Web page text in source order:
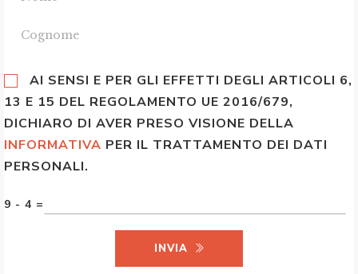
AI SENSI E PER GLI EFFETTI DEGLI ARTICOLI 6,
13 E 15 DEL REGOLAMENTO UE 2016/679,
DICHIARO DI AVER PRESO VISIONE DELLA
INFORMATIVA PER IL TRATTAMENTO DEI DATI
PERSONALI.
9 - 4 =
INVIA